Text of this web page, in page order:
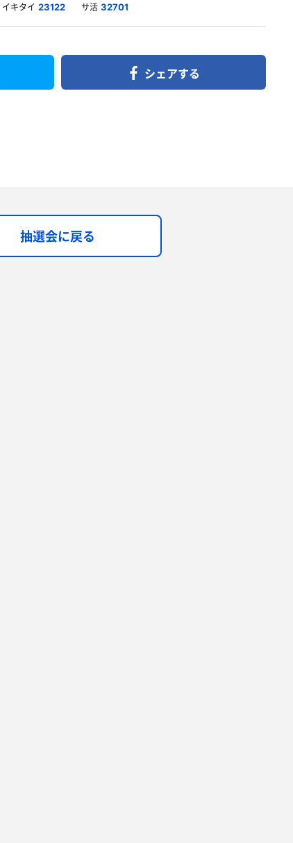
イキタイ 23122 サ活 32701
シェアする
抽選会に戻る